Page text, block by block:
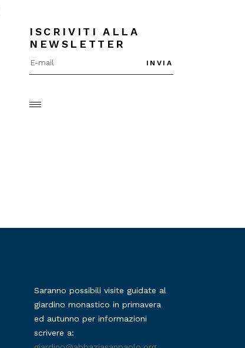
ISCRIVITI ALLA
NEWSLETTER
INVIA
Saranno possibili visite guidate al
giardino monastico in primavera
ed autunno per informazioni
scrivere a: